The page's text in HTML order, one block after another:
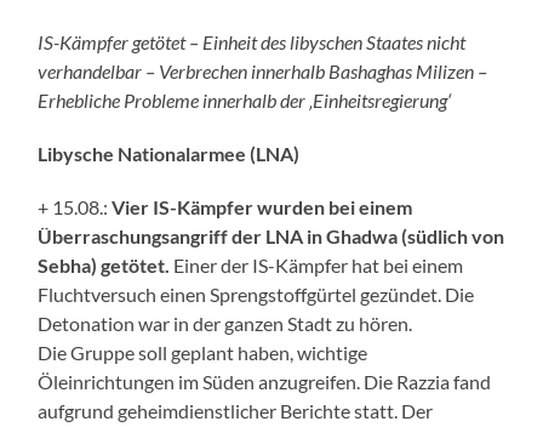
IS-Kämpfer getötet – Einheit des libyschen Staates nicht
verhandelbar – Verbrechen innerhalb Bashaghas Milizen –
Erhebliche Probleme innerhalb der ‚Einheitsregierung‘
Libysche Nationalarmee (LNA)
+ 15.08.:Vier IS-Kämpfer wurden bei einem
Überraschungsangriff der LNA in Ghadwa (südlich von
Sebha) getötet. Einer der IS-Kämpfer hat bei einem
Fluchtversuch einen Sprengstoffgürtel gezündet. Die
Detonation war in der ganzen Stadt zu hören.
Die Gruppe soll geplant haben, wichtige
Öleinrichtungen im Süden anzugreifen. Die Razzia fand
aufgrund geheimdienstlicher Berichte statt. Der